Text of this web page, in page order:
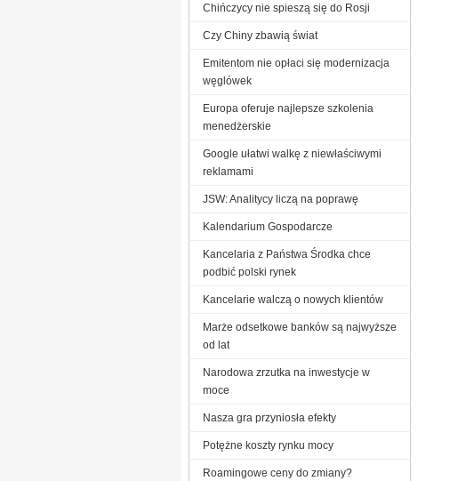
Chińczycy nie spieszą się do Rosji
Czy Chiny zbawią świat
Emitentom nie opłaci się modernizacja
węglówek
Europa oferuje najlepsze szkolenia
menedżerskie
Google ułatwi walkę z niewłaściwymi
reklamami
JSW: Analitycy liczą na poprawę
Kalendarium Gospodarcze
Kancelaria z Państwa Środka chce
podbić polski rynek
Kancelarie walczą o nowych klientów
Marże odsetkowe banków są najwyższe
od lat
Narodowa zrzutka na inwestycje w
moce
Nasza gra przyniosła efekty
Potężne koszty rynku mocy
Roamingowe ceny do zmiany?